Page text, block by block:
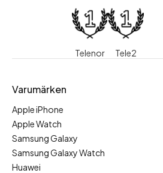
Telenor Tele2
Varumärken
Apple iPhone
Apple Watch
Samsung Galaxy
Samsung Galaxy Watch
Huawei